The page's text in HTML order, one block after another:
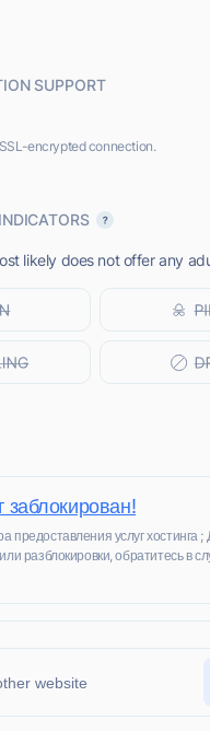
SUPPORT
encrypted connection.
likely does not offer any
предоставления услуг хостинга
разблокировки, обратитесь в